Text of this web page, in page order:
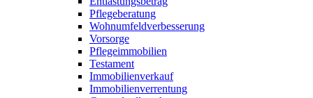
Pflegeberatung
Wohnumfeldverbesserung
Vorsorge
Pflegeimmobilien
Testament
Immobilienverkauf
Immobilienverrentung